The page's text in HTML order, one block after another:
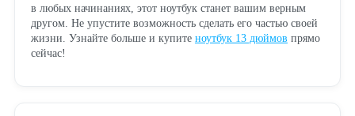
в любых начинаниях, этот ноутбук станет вашим верным
другом. Не упустите возможность сделать его частью своей
жизни. Узнайте больше и купите ноутбук 13 дюймов прямо
сейчас!